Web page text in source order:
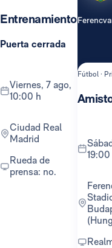
Entrenamiento
Puerta cerrada
viernes, 7 ago,
10:00 h
Ciudad Real
Madrid
Rueda de
prensa: no.
Fútbol ·
sábado, 8 ago,
19:00
Ferencváros